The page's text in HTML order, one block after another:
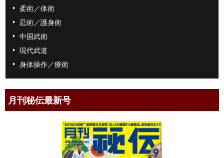
柔術／体術
忍術／護身術
中国武術
現代武道
身体操作／療術
月刊秘伝最新号